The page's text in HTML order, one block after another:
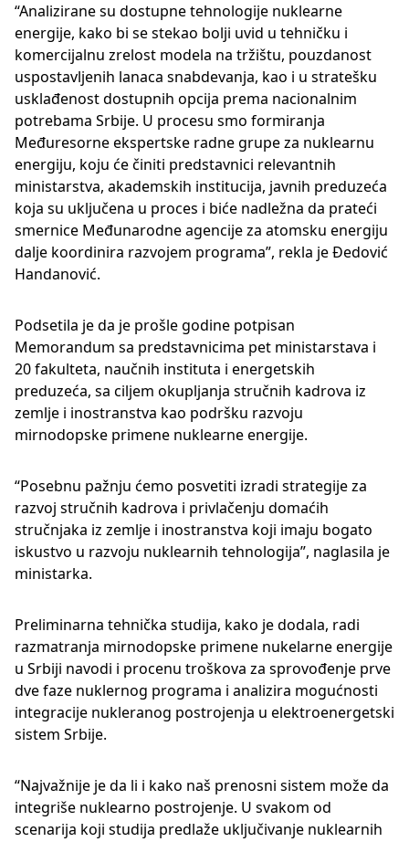
“Analizirane su dostupne tehnologije nuklearne
energije, kako bi se stekao bolji uvid u tehničku i
komercijalnu zrelost modela na tržištu, pouzdanost
uspostavljenih lanaca snabdevanja, kao i u stratešku
usklađenost dostupnih opcija prema nacionalnim
potrebama Srbije. U procesu smo formiranja
Međuresorne ekspertske radne grupe za nuklearnu
energiju, koju će činiti predstavnici relevantnih
ministarstva, akademskih institucija, javnih preduzeća
koja su uključena u proces i biće nadležna da prateći
smernice Međunarodne agencije za atomsku energiju
dalje koordinira razvojem programa”, rekla je Đedović
Handanović.
Podsetila je da je prošle godine potpisan
Memorandum sa predstavnicima pet ministarstava i
20 fakulteta, naučnih instituta i energetskih
preduzeća, sa ciljem okupljanja stručnih kadrova iz
zemlje i inostranstva kao podršku razvoju
mirnodopske primene nuklearne energije.
“Posebnu pažnju ćemo posvetiti izradi strategije za
razvoj stručnih kadrova i privlačenju domaćih
stručnjaka iz zemlje i inostranstva koji imaju bogato
iskustvo u razvoju nuklearnih tehnologija”, naglasila je
ministarka.
Preliminarna tehnička studija, kako je dodala, radi
razmatranja mirnodopske primene nukelarne energije
u Srbiji navodi i procenu troškova za sprovođenje prve
dve faze nuklernog programa i analizira mogućnosti
integracije nukleranog postrojenja u elektroenergetski
sistem Srbije.
“Najvažnije je da li i kako naš prenosni sistem može da
integriše nuklearno postrojenje. U svakom od
scenarija koji studija predlaže uključivanje nuklearnih